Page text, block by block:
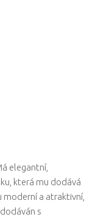
elegantní,
která mu dodává
moderní a atraktivní,
s